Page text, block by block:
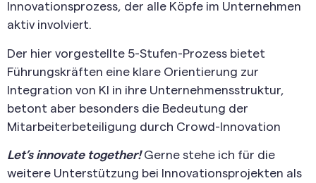
Innovationsprozess, der alle Köpfe im Unternehmen
aktiv involviert.
Der hier vorgestellte 5-Stufen-Prozess bietet
Führungskräften eine klare Orientierung zur
Integration von KI in ihre Unternehmensstruktur,
betont aber besonders die Bedeutung der
Mitarbeiterbeteiligung durch Crowd-Innovation
Let’s innovate together!Gerne stehe ich für die
weitere Unterstützung bei Innovationsprojekten als